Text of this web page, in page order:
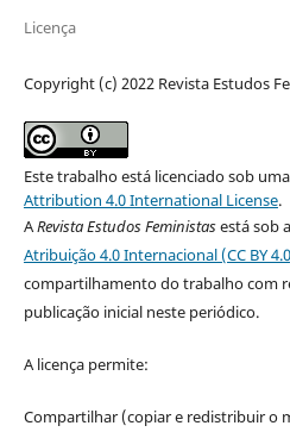
Licença
Copyright (c) 2022 Revista Estudos
Este trabalho está licenciado sob
Attribution 4.0 International License.
ARevista Estudos Feministasestá sob
Atribuição 4.0 Internacional (CC BY
compartilhamento do trabalho com
publicação inicial neste periódico.
A licença permite:
Compartilhar (copiar e redistribuir o